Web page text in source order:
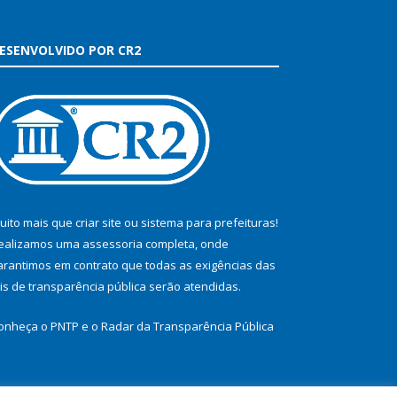
POR CR2
mais que criar site ou sistema para prefeituras!
uma assessoria completa, onde
em contrato que todas as exigências das
de transparência pública serão atendidas.
o PNTP e o Radar da Transparência Pública